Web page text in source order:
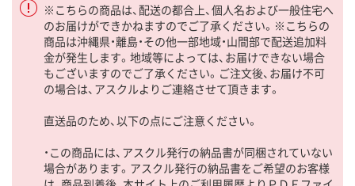
※こちらの商品は、配送の都合上、個人名および一般住宅へ
のお届けができかねますのでご了承ください。※こちらの
商品は沖縄県・離島・その他一部地域・山間部で配送追加料
金が発生します。地域等によっては、お届けできない場合
もございますのでご了承ください。ご注文後、お届け不可
の場合は、アスクルよりご連絡させて頂きます。
直送品のため、以下の点にご注意ください。
・この商品には、アスクル発行の納品書が同梱されていない
場合があります。アスクル発行の納品書をご希望のお客様